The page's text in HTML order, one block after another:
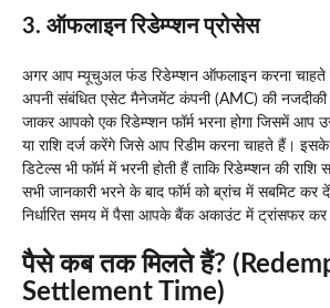
3. ऑफलाइन रिडेम्प्शन प्रोसेस
अगर आप म्यूचुअल फंड रिडेम्प्शन ऑफलाइन करना चाहते
अपनी संबंधित एसेट मैनेजमेंट कंपनी (AMC) की नजदीकी
जाकर आपको एक रिडेम्प्शन फॉर्म भरना होगा जिसमें आप
या राशि दर्ज करेंगे जिसे आप रिडीम करना चाहते हैं।
डिटेल्स भी फॉर्म में भरनी होती हैं ताकि रिडेम्प्शन की
सभी जानकारी भरने के बाद फॉर्म को ब्रांच में सबमिट कर
निर्धारित समय में पैसा आपके बैंक अकाउंट में ट्रांसफर कर
पैसे कब तक मिलते हैं?
Settlement Time)